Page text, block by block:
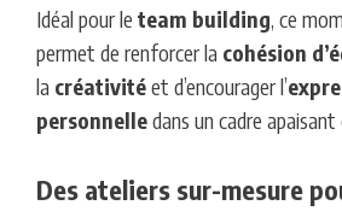
Idéal pour le team building, ce
permet de renforcer la cohésion
la créativitéet d’encourager l’
personnelledans un cadre
Des ateliers sur-mesure